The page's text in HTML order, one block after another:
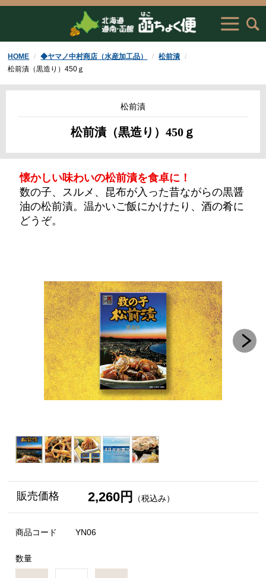
HOME ◆ヤマノ中村商店（水産加工品）
松前漬
松前漬（黒造り）450ｇ
松前漬
松前漬（黒造り）450ｇ
懐かしい味わいの松前漬を食卓に！
数の子、スルメ、昆布が入った昔ながらの黒醤
油の松前漬。温かいご飯にかけたり、酒の肴に
どうぞ。
販売価格 2,260円 （税込み）
商品コード YN06
数量